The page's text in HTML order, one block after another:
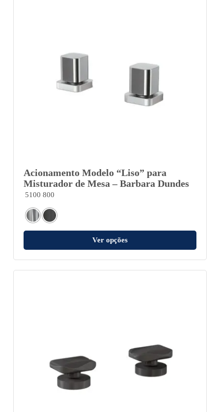
Acionamento Modelo “Liso” para
Misturador de Mesa – Barbara Dundes
5100 800
Ver opções